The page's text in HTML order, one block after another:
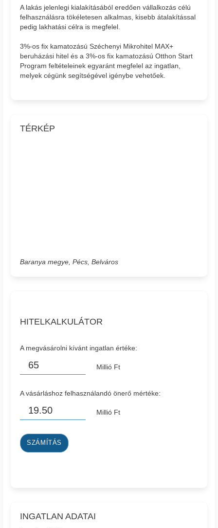
A lakás jelenlegi kialakításából eredően vállalkozás célú
felhasználásra tökéletesen alkalmas, kisebb átalakítással
pedig lakhatási célra is megfelel.
3%-os fix kamatozású Széchenyi Mikrohitel MAX+
beruházási hitel és a 3%-os fix kamatozású Otthon Start
Program feltételeinek egyaránt megfelel az ingatlan,
melyek cégünk segítségével igénybe vehetőek.
TÉRKÉP
Baranya megye, Pécs, Belváros
HITELKALKULÁTOR
A megvásárolni kívánt ingatlan értéke:
Millió Ft
A vásárláshoz felhasználandó önerő mértéke:
Millió Ft
SZÁMÍTÁS
INGATLAN ADATAI